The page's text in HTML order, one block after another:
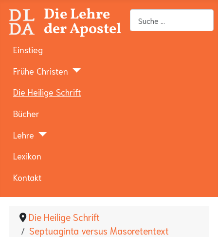
Die Lehre
der Apostel
Suchen
Einstieg
Frühe Christen
Die Heilige Schrift
Bücher
Lehre
Lexikon
Kontakt
Die Heilige Schrift
Septuaginta versus Masoretentext